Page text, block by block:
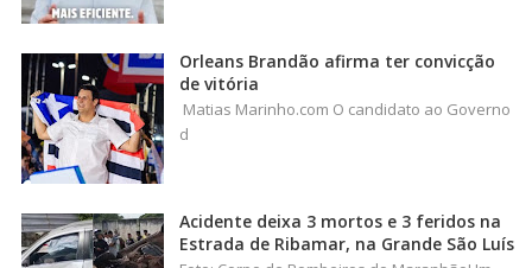
Orleans Brandão afirma ter convicção
de vitória
Matias Marinho.com O candidato ao Governo
d
Acidente deixa 3 mortos e 3 feridos na
Estrada de Ribamar, na Grande São Luís